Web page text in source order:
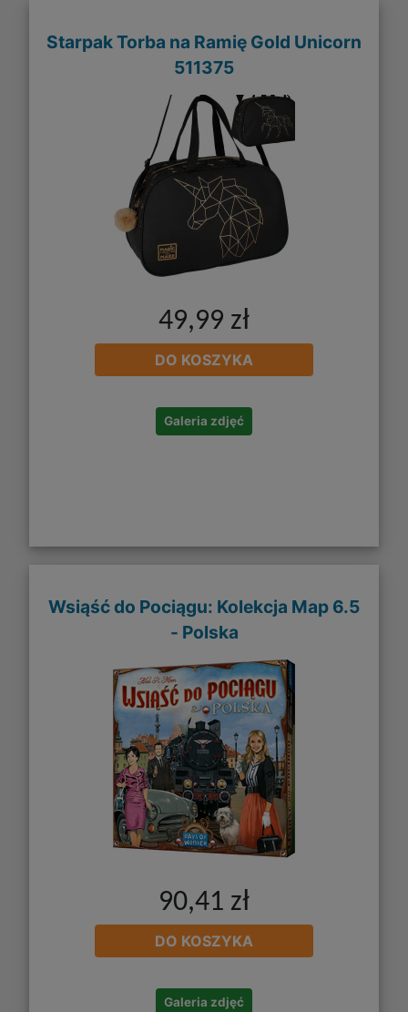
Starpak Torba na Ramię Gold Unicorn
511375
49,99 zł
DO KOSZYKA
Galeria zdjęć
Wsiąść do Pociągu: Kolekcja Map 6.5
- Polska
90,41 zł
DO KOSZYKA
Galeria zdjęć